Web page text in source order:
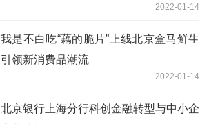
2022-01-14
我是不白吃“藕的脆片”上线北京盒马鲜生
引领新消费品潮流
2022-01-14
北京银行上海分行科创金融转型与中小企